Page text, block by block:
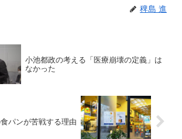
稗島 進
小池都政の考える「医療崩壊の定義」は
なかった
パンが苦戦する理由